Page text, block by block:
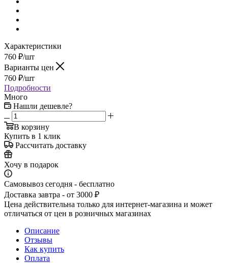
Характеристики
760 ₽/шт
Варианты цен
760 ₽/шт
Подробности
Много
Нашли дешевле?
В корзину
Купить в 1 клик
Рассчитать доставку
Хочу в подарок
Самовывоз сегодня - бесплатно
Доставка завтра - от 3000 ₽
Цена действительна только для интернет-магазина и может
отличаться от цен в розничных магазинах
Описание
Отзывы
Как купить
Оплата